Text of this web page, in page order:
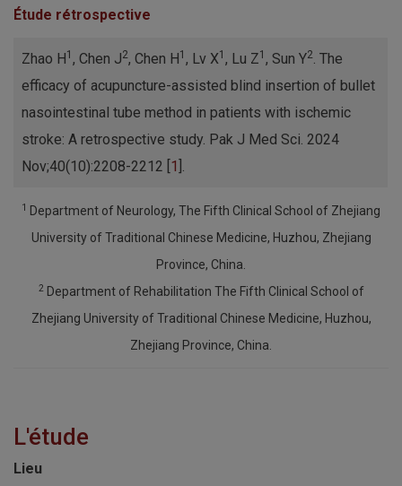
Étude rétrospective
Zhao H1 , Chen J2, Chen H1 , Lv X1 , Lu Z1 , Sun Y2. The
efficacy of acupuncture-assisted blind insertion of bullet
nasointestinal tube method in patients with ischemic
stroke: A retrospective study. Pak J Med Sci. 2024
Nov;40(10):2208-2212 [ 1 ].
1 Department of Neurology, The Fifth Clinical School of Zhejiang
University of Traditional Chinese Medicine, Huzhou, Zhejiang
Province, China.
2Department of Rehabilitation The Fifth Clinical School of
Zhejiang University of Traditional Chinese Medicine, Huzhou,
Zhejiang Province, China.
L'étude
Lieu